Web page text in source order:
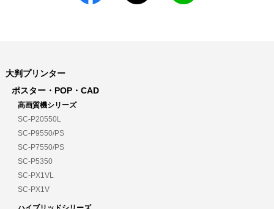
大判プリンター
ポスター・POP・CAD
高画質機シリーズ
SC-P20550L
SC-P9550/PS
SC-P7550/PS
SC-P5350
SC-PX1VL
SC-PX1V